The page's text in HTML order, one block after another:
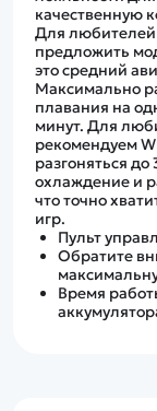
качественную
Для
предложить
это средний
Максимально
плавания на
минут. Для
рекомендуем
разгоняться
охлаждение и
что точно
игр.
Пульт
Обратите
Время